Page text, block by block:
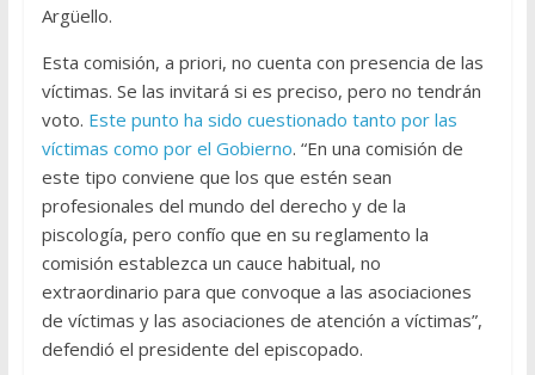
Argüello.
Esta comisión, a priori, no cuenta con presencia de las
víctimas. Se las invitará si es preciso, pero no tendrán
voto. Este punto ha sido cuestionado tanto por las
víctimas como por el Gobierno. “En una comisión de
este tipo conviene que los que estén sean
profesionales del mundo del derecho y de la
piscología, pero confío que en su reglamento la
comisión establezca un cauce habitual, no
extraordinario para que convoque a las asociaciones
de víctimas y las asociaciones de atención a víctimas”,
defendió el presidente del episcopado.